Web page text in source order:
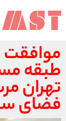
تهران
فضای